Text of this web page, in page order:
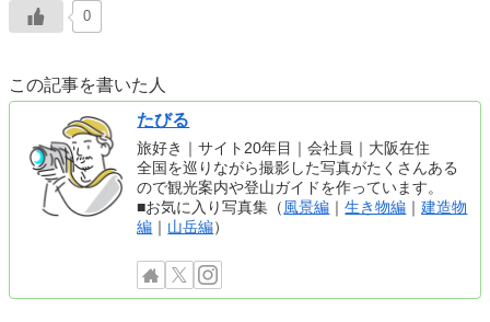
0
この記事を書いた人
たびる
旅好き｜サイト20年目｜会社員｜大阪在住
全国を巡りながら撮影した写真がたくさんある
ので観光案内や登山ガイドを作っています。
■お気に入り写真集（ 風景編 ｜生き物編 ｜建造物
編 ｜ 山岳編）